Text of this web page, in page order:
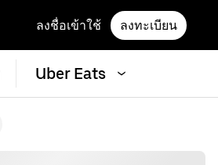
ลงชื่อเข้าใช้ ลงทะเบียน
Uber Eats